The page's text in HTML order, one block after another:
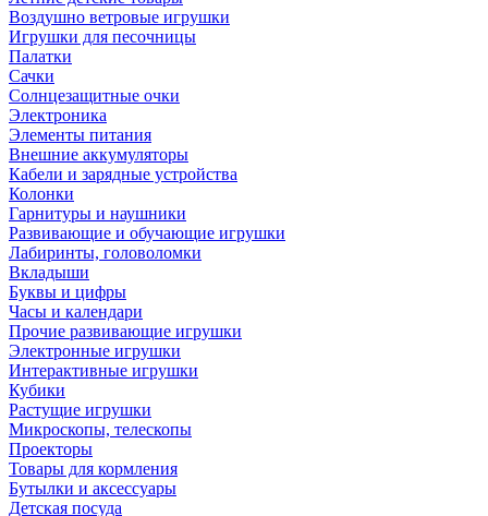
Воздушно ветровые игрушки
Игрушки для песочницы
Палатки
Сачки
Солнцезащитные очки
Электроника
Элементы питания
Внешние аккумуляторы
Кабели и зарядные устройства
Колонки
Гарнитуры и наушники
Развивающие и обучающие игрушки
Лабиринты, головоломки
Вкладыши
Буквы и цифры
Часы и календари
Прочие развивающие игрушки
Электронные игрушки
Интерактивные игрушки
Кубики
Растущие игрушки
Микроскопы, телескопы
Проекторы
Товары для кормления
Бутылки и аксессуары
Детская посуда